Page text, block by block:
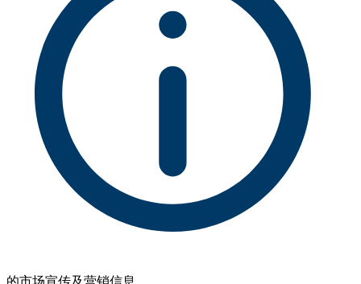
的市场宣传及营销信息。